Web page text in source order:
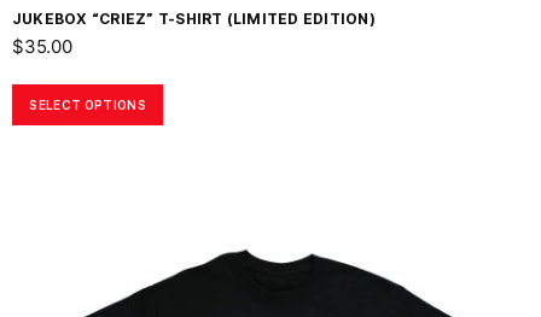
JUKEBOX “CRIEZ” T-SHIRT (LIMITED EDITION)
$35.00
SELECT OPTIONS